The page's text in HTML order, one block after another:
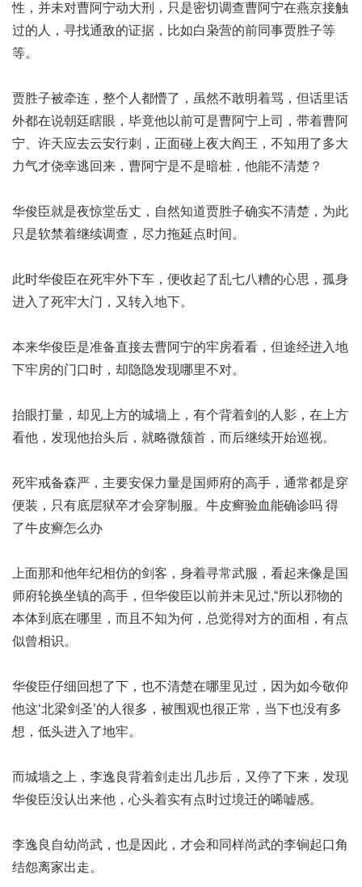
性，并未对曹阿宁动大刑，只是密切调查曹阿宁在燕京接触
过的人，寻找通敌的证据，比如白枭营的前同事贾胜子等
等。
贾胜子被牵连，整个人都懵了，虽然不敢明着骂，但话里话
外都在说朝廷瞎眼，毕竟他以前可是曹阿宁上司，带着曹阿
宁、许天应去云安行刺，正面碰上夜大阎王，不知用了多大
力气才侥幸逃回来，曹阿宁是不是暗桩，他能不清楚？
华俊臣就是夜惊堂岳丈，自然知道贾胜子确实不清楚，为此
只是软禁着继续调查，尽力拖延点时间。
此时华俊臣在死牢外下车，便收起了乱七八糟的心思，孤身
进入了死牢大门，又转入地下。
本来华俊臣是准备直接去曹阿宁的牢房看看，但途经进入地
下牢房的门口时，却隐隐发现哪里不对。
抬眼打量，却见上方的城墙上，有个背着剑的人影，在上方
看他，发现他抬头后，就略微颔首，而后继续开始巡视。
死牢戒备森严，主要安保力量是国师府的高手，通常都是穿
便装，只有底层狱卒才会穿制服。 牛皮癣验血能确诊吗 得
了牛皮癣怎么办
上面那和他年纪相仿的剑客，身着寻常武服，看起来像是国
师府轮换坐镇的高手，但华俊臣以前并未见过,“所以邪物的
本体到底在哪里 ，而且不知为何，总觉得对方的面相，有点
似曾相识。
华俊臣仔细回想了下，也不清楚在哪里见过，因为如今敬仰
他这‘北梁剑圣’的人很多，被围观也很正常，当下也没有多
想，低头进入了地牢。
而城墙之上，李逸良背着剑走出几步后，又停了下来，发现
华俊臣没认出来他，心头着实有点时过境迁的唏嘘感。
李逸良自幼尚武，也是因此，才会和同样尚武的李锏起口角
结怨离家出走。